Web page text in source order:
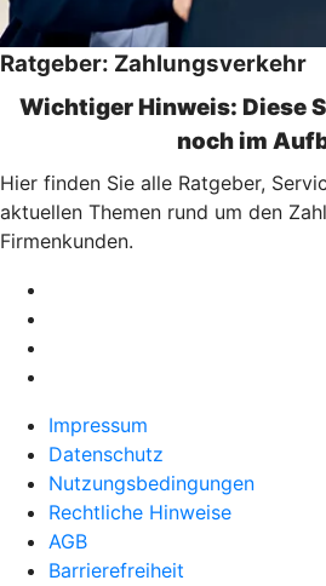
Ratgeber: Zahlungsverkehr
Wichtiger Hinweis: Diese
noch im
Hier finden Sie alle Ratgeber,
aktuellen Themen rund um den
Firmenkunden.
Impressum
Datenschutz
Nutzungsbedingungen
Rechtliche Hinweise
AGB
Barrierefreiheit